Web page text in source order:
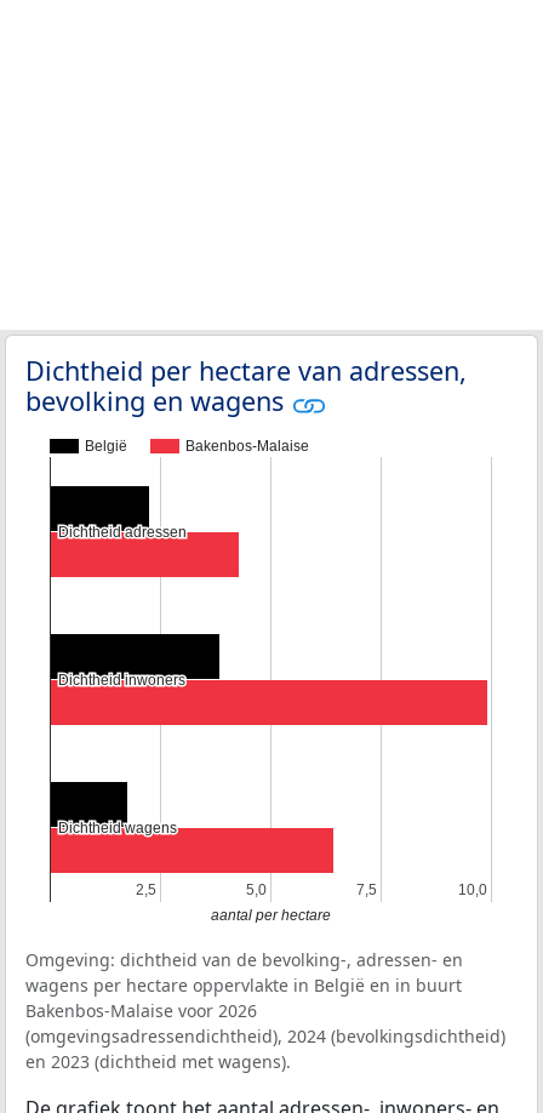
Dichtheid per hectare van adressen,
bevolking en wagens
België Bakenbos-Malaise
2,5
2,5 5,0
5,0 7,5
7,5 10,0
10,0
Dichtheid adressen
Dichtheid adressen
Dichtheid inwoners
Dichtheid inwoners
Dichtheid wagens
Dichtheid wagens
aantal per hectare
Omgeving: dichtheid van de bevolking-, adressen- en
wagens per hectare oppervlakte in België en in buurt
Bakenbos-Malaise voor 2026
(omgevingsadressendichtheid), 2024 (bevolkingsdichtheid)
en 2023 (dichtheid met wagens).